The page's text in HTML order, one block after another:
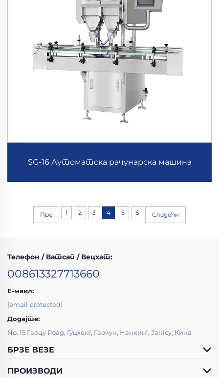
SG-16 Аутоматска рачунарска машина
Пре 1 2 3 4 5 6 Следећи
Телефон / Ватсап / Вецхат:
008613327713660
Е-маил:
[email protected]
Додајте:
No. 15 Гаоцу Роад, Гуцхенг, Гаочун, Нанкинг, Јангсу, Кина
БРЗЕ ВЕЗЕ
ПРОИЗВОДИ